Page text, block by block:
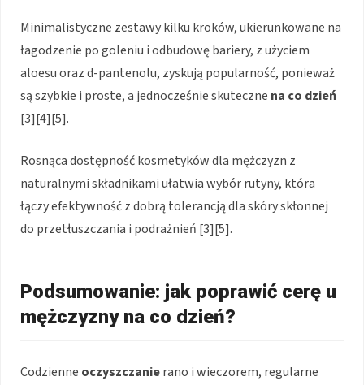
Minimalistyczne zestawy kilku kroków, ukierunkowane na
łagodzenie po goleniu i odbudowę bariery, z użyciem
aloesu oraz d-pantenolu, zyskują popularność, ponieważ
są szybkie i proste, a jednocześnie skuteczne na co dzień
[3][4][5].
Rosnąca dostępność kosmetyków dla mężczyzn z
naturalnymi składnikami ułatwia wybór rutyny, która
łączy efektywność z dobrą tolerancją dla skóry skłonnej
do przetłuszczania i podrażnień [3][5].
Podsumowanie: jak poprawić cerę u
mężczyzny na co dzień?
Codzienne oczyszczanierano i wieczorem, regularne